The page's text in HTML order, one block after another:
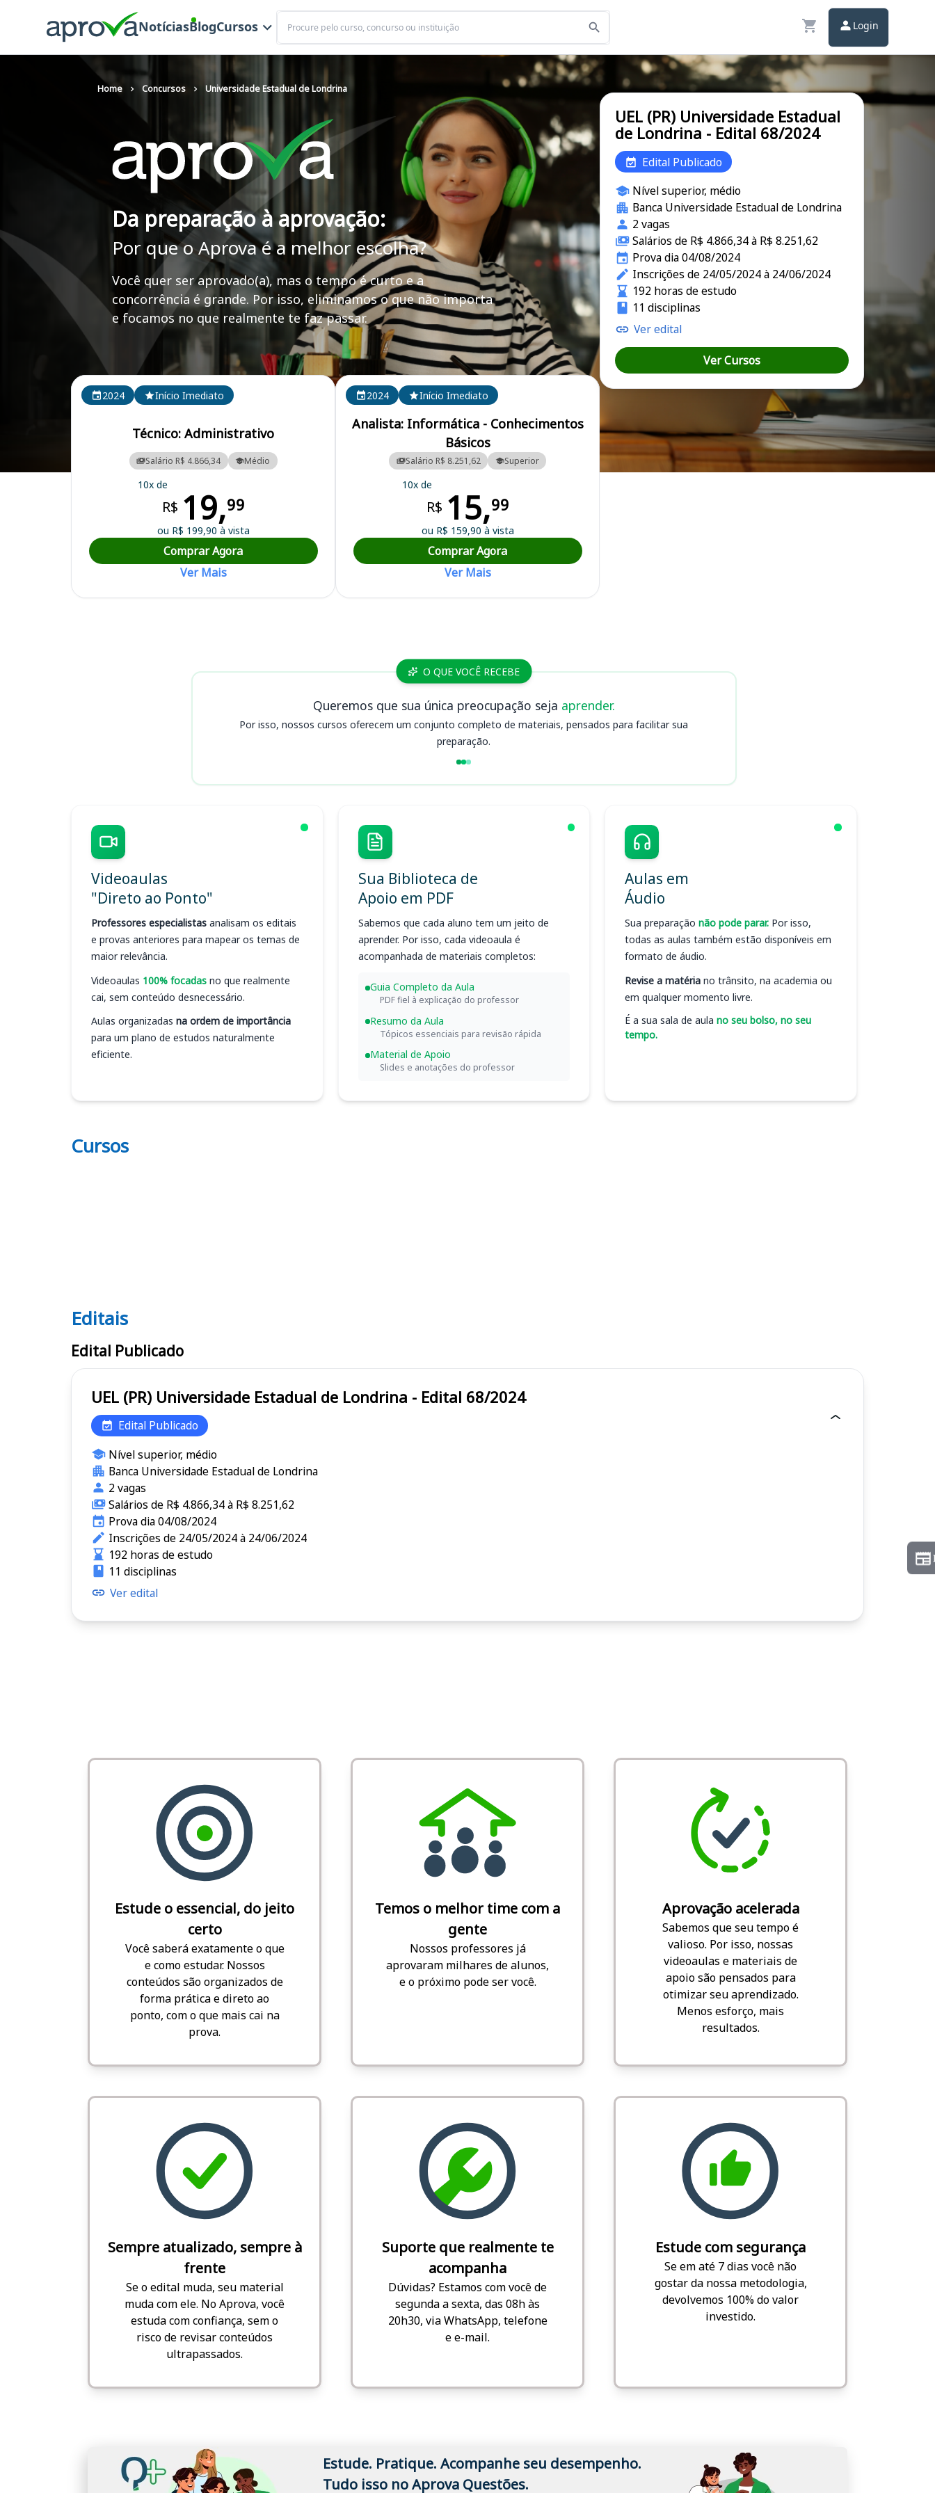
NotíciasBlogCursos
Buscar
Login
Home Concursos Universidade Estadual de Londrina
Da preparação à aprovação:
Por que o Aprova é a melhor escolha?
Você quer ser aprovado(a), mas o tempo é curto e a
concorrência é grande. Por isso, eliminamos o que não importa
e focamos no que realmente te faz passar.
Curso Preparatório para o Concurso UEL (PR) - Universidade Estadual de Londrina
Cursos em destaque para passar no concurso UEL (PR)
2024
Início Imediato
Técnico: Administrativo
Salário R$ 4.866,34 Médio
10x de
R$ 19,99
ou R$ 199,90 à vista
Comprar Agora
Ver Mais
2024 Início Imediato
Analista: Informática - Conhecimentos
Básicos
Salário R$ 8.251,62 Superior
10x de
R$ 15,99
ou R$ 159,90 à vista
Comprar Agora
Ver Mais
UEL (PR) Universidade Estadual
de Londrina - Edital 68/2024
Edital Publicado
Nível superior, médio
Banca Universidade Estadual de Londrina
2 vagas
Salários de R$ 4.866,34 à R$ 8.251,62
Prova dia 04/08/2024
Inscrições de 24/05/2024 à 24/06/2024
192 horas de estudo
11 disciplinas
Ver edital
Ver Cursos
Cursos UEL (PR) O QUE VOCÊ RECEBE
Queremos que sua única preocupação seja aprender.
Por isso, nossos cursos oferecem um conjunto completo de materiais, pensados para facilitar sua
preparação.
Videoaulas
"Direto ao Ponto"
Professores especialistas analisam os editais
e provas anteriores para mapear os temas de
maior relevância.
Videoaulas 100% focadas no que realmente
cai, sem conteúdo desnecessário.
Aulas organizadas na ordem de importância
para um plano de estudos naturalmente
eficiente.
Sua Biblioteca de
Apoio em PDF
Sabemos que cada aluno tem um jeito de
aprender. Por isso, cada videoaula é
acompanhada de materiais completos:
Guia Completo da Aula
PDF fiel à explicação do professor
Resumo da Aula
Tópicos essenciais para revisão rápida
Material de Apoio
Slides e anotações do professor
Aulas em
Áudio
Sua preparação não pode parar. Por isso,
todas as aulas também estão disponíveis em
formato de áudio.
Revise a matéria no trânsito, na academia ou
em qualquer momento livre.
É a sua sala de aula no seu bolso, no seu
tempo.
Cursos
Editais UEL (PR)
Editais
Edital Publicado
UEL (PR) Universidade Estadual de Londrina - Edital 68/2024
Edital Publicado
Nível superior, médio
Banca Universidade Estadual de Londrina
2 vagas
Salários de R$ 4.866,34 à R$ 8.251,62
Prova dia 04/08/2024
Inscrições de 24/05/2024 à 24/06/2024
192 horas de estudo
11 disciplinas
Ver edital
Estude o essencial, do jeito
certo
Você saberá exatamente o que
e como estudar. Nossos
conteúdos são organizados de
forma prática e direto ao
ponto, com o que mais cai na
prova.
Temos o melhor time com a
gente
Nossos professores já
aprovaram milhares de alunos,
e o próximo pode ser você.
Aprovação acelerada
Sabemos que seu tempo é
valioso. Por isso, nossas
videoaulas e materiais de
apoio são pensados para
otimizar seu aprendizado.
Menos esforço, mais
resultados.
Sempre atualizado, sempre à
frente
Se o edital muda, seu material
muda com ele. No Aprova, você
estuda com confiança, sem o
risco de revisar conteúdos
ultrapassados.
Suporte que realmente te
acompanha
Dúvidas? Estamos com você de
segunda a sexta, das 08h às
20h30, via WhatsApp, telefone
e e-mail.
Estude com segurança
Se em até 7 dias você não
gostar da nossa metodologia,
devolvemos 100% do valor
investido.
Estude. Pratique. Acompanhe seu desempenho.
Tudo isso no Aprova Questões.